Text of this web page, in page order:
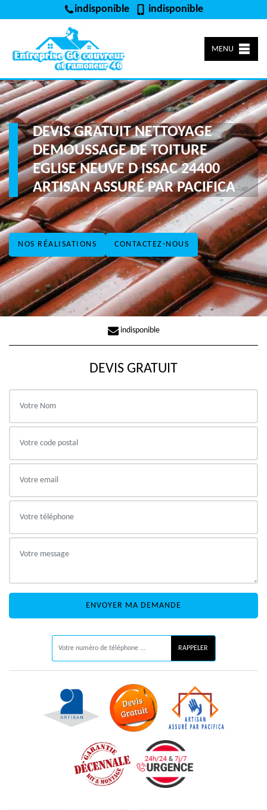
indisponible indisponible
MENU
NOS RÉALISATIONS CONTACTEZ-NOUS
DEVIS GRATUIT NETTOYAGE
DEMOUSSAGE DE TOITURE
EGLISE NEUVE D ISSAC 24400
ARTISAN ASSURÉ PAR PACIFICA
indisponible
DEVIS GRATUIT